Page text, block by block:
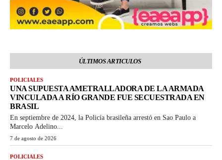
ÚLTIMOS ARTICULOS
POLICIALES
UNA SUPUESTA AMETRALLADORA DE LA ARMADA
VINCULADA A RÍO GRANDE FUE SECUESTRADA EN
BRASIL
En septiembre de 2024, la Policía brasileña arrestó en Sao Paulo a
Marcelo Adelino...
7 de agosto de 2026
POLICIALES